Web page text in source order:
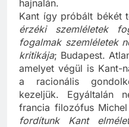
hajnalán.
Kant így próbált békét
érzéki szemléletek
fogalmak szemléletek
kritikája; Budapest.
amelyet végül is Kant-
a racionális
kezeljük. Egyáltalán
francia filozófus
fordítunk Kant